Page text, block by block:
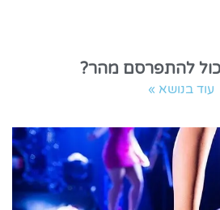
להתפרסם מהר?
עוד בנושא »